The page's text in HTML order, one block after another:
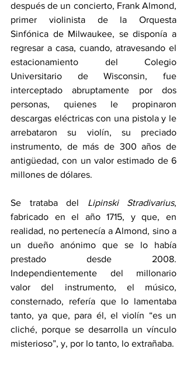
después de un concierto, Frank Almond,
primer violinista de la Orquesta
Sinfónica de Milwaukee, se disponía a
regresar a casa, cuando, atravesando el
estacionamiento del Colegio
Universitario de Wisconsin, fue
interceptado abruptamente por dos
personas, quienes le propinaron
descargas eléctricas con una pistola y le
arrebataron su violín, su preciado
instrumento, de más de 300 años de
antigüedad, con un valor estimado de 6
millones de dólares.
Se trataba del Lipinski Stradivarius,
fabricado en el año 1715, y que, en
realidad, no pertenecía a Almond, sino a
un dueño anónimo que se lo había
prestado desde 2008.
Independientemente del millonario
valor del instrumento, el músico,
consternado, refería que lo lamentaba
tanto, ya que, para él, el violín “es un
cliché, porque se desarrolla un vínculo
misterioso”, y, por lo tanto, lo extrañaba.